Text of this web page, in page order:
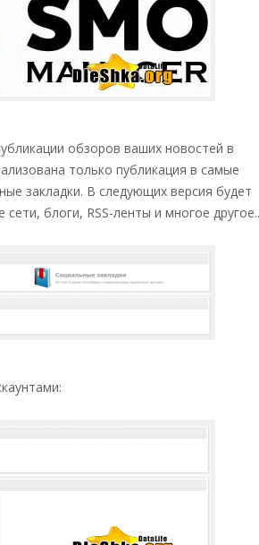
обзоров ваших новостей в
только публикация в самые
закладки. В следующих версия будет
блоги, RSS-ленты и многое